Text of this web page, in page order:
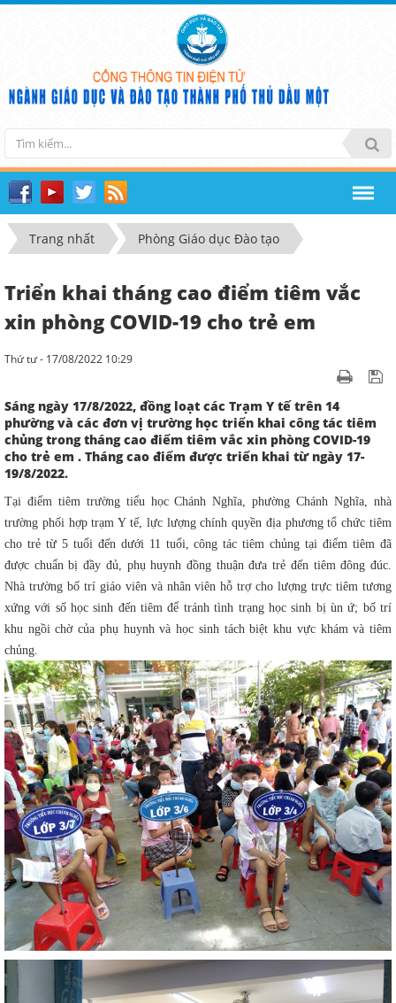
Trang nhất Phòng Giáo dục Đào tạo
Triển khai tháng cao điểm tiêm vắc
xin phòng COVID-19 cho trẻ em
Thứ tư - 17/08/2022 10:29
Sáng ngày 17/8/2022, đồng loạt các Trạm Y tế trên 14
phường và các đơn vị trường học triển khai công tác tiêm
chủng trong tháng cao điểm tiêm vắc xin phòng COVID-19
cho trẻ em . Tháng cao điểm được triển khai từ ngày 17-
19/8/2022.
Tại điểm tiêm trường tiểu học Chánh Nghĩa, phường Chánh Nghĩa, nhà
trường phối hợp trạm Y tế, lực lượng chính quyền địa phương tổ chức tiêm
cho trẻ từ 5 tuổi đến dưới 11 tuổi, công tác tiêm chủng tại điểm tiêm đã
được chuẩn bị đầy đủ, phụ huynh đồng thuận đưa trẻ đến tiêm đông đúc.
Nhà trường bố trí giáo viên và nhân viên hỗ trợ cho lượng trực tiêm tương
xứng với số học sinh đến tiêm để tránh tình trạng học sinh bị ùn ứ; bố trí
khu ngồi chờ của phụ huynh và học sinh tách biệt khu vực khám và tiêm
chủng.